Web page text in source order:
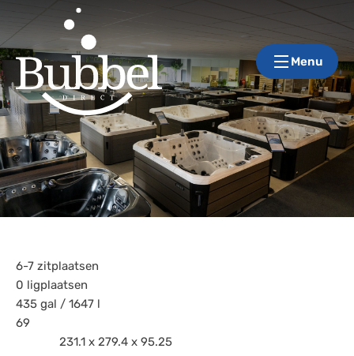
Menu
6-7 zitplaatsen
0 ligplaatsen
435 gal / 1647 l
69
231.1 x 279.4 x 95.25